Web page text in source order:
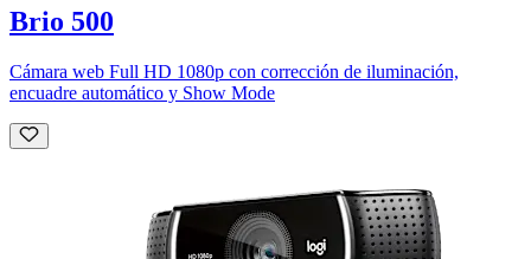
Brio 500
Cámara web Full HD 1080p con corrección de iluminación,
encuadre automático y Show Mode